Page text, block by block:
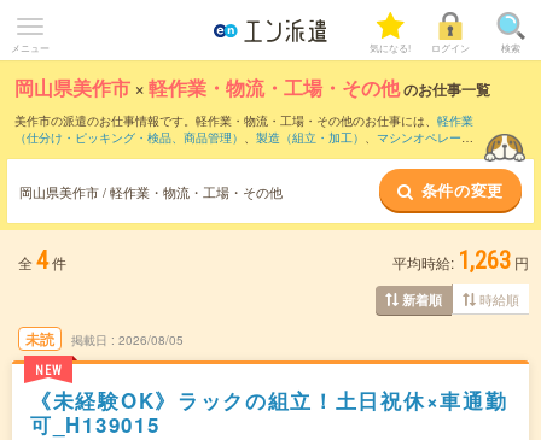
メニュー 気になる! ログイン 検索
岡山県美作市 ×軽作業・物流・工場・その他のお仕事一覧
美作市の派遣のお仕事情報です。軽作業・物流・工場・その他のお仕事には、 軽作業
（仕分け・ピッキング・検品、商品管理） 、 製造（組立・加工） 、 マシンオペレータ
岡山県美作市 / 軽作業・物流・工場・その他 条件の変更
全 4件 平均時給: 1,263 円
新着順 時給順
未読
NEW
掲載日 2026/08/05
《未経験OK》ラックの組立！土日祝休×車通勤
可_H139015